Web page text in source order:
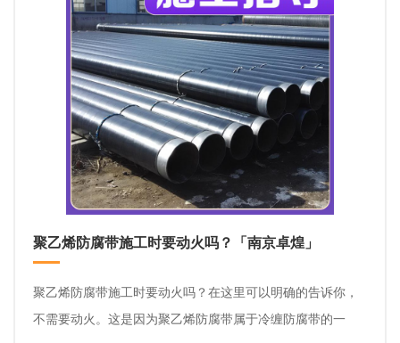
聚乙烯防腐带施工时要动火吗？「南京卓煌」
聚乙烯防腐带施工时要动火吗？在这里可以明确的告诉你，
不需要动火。这是因为聚乙烯防腐带属于冷缠防腐带的一